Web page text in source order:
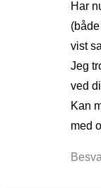
Har
vist
Jeg
ved
Kan
med